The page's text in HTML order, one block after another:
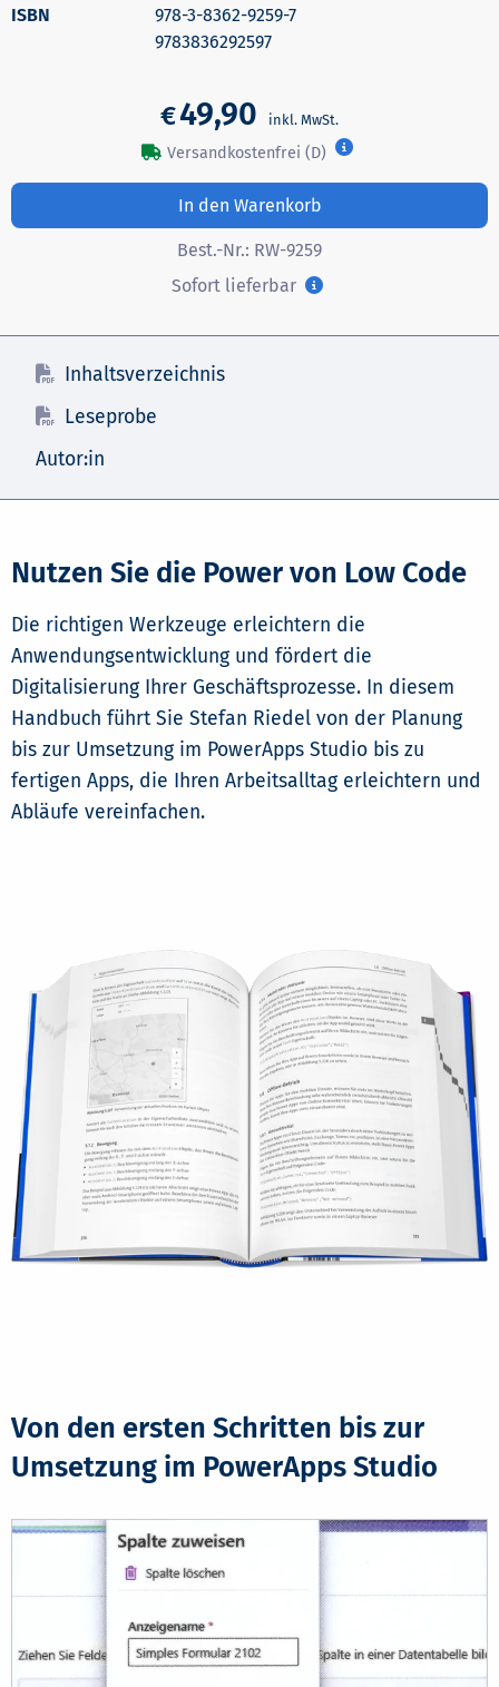
978-3-8362-9259-7
9783836292597
€49,90
Versandkostenfrei (D)
In den Warenkorb
Best.-Nr.: RW-9259
Sofort lieferbar
Inhaltsverzeichnis
Leseprobe
Autor:in
Nutzen Sie die Power von Low Code
Die richtigen Werkzeuge erleichtern die
Anwendungsentwicklung und fördert die
Digitalisierung Ihrer Geschäftsprozesse. In diesem
Handbuch führt Sie Stefan Riedel von der Planung
bis zur Umsetzung im PowerApps Studio bis zu
fertigen Apps, die Ihren Arbeitsalltag erleichtern und
Abläufe vereinfachen.
Von den ersten Schritten bis zur
Umsetzung im PowerApps Studio